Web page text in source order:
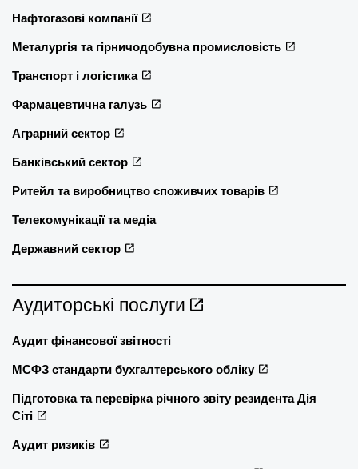
Нафтогазові компанії
Металургія та гірничодобувна промисловість
Транспорт і логістика
Фармацевтична галузь
Аграрний сектор
Банківський сектор
Ритейл та виробництво споживчих товарів
Телекомунікації та медіа
Державний сектор
Аудиторські послуги
Аудит фінансової звітності
МСФЗ стандарти бухгалтерського обліку
Підготовка та перевірка річного звіту резидента Дія
Сіті
Аудит ризиків